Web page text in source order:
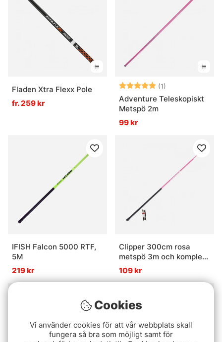
Fladen Xtra Flexx Pole
fr. 259 kr
Betyg: (1)
Adventure Teleskopiskt
Metspö 2m
99 kr
IFISH Falcon 5000 RTF,
5M
219 kr
Clipper 300cm rosa
metspö 3m och komplett
metrev
109 kr
Cookies
Vi använder cookies för att vår webbplats skall
fungera så bra som möjligt samt för